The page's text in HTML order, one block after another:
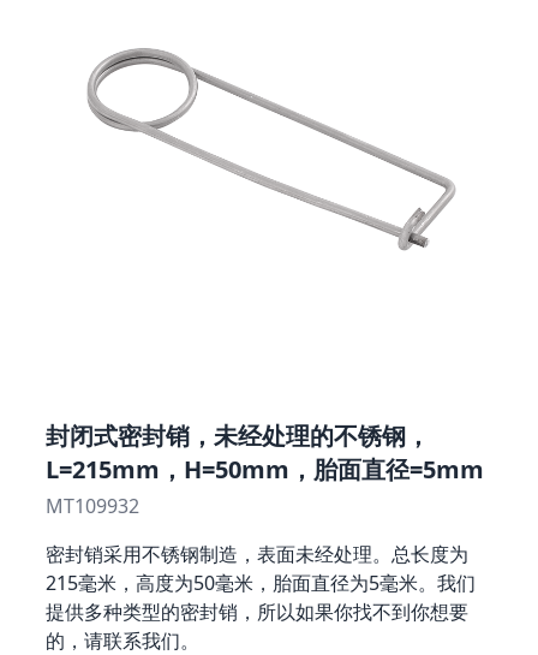
封闭式密封销，未经处理的不锈钢，
L=215mm，H=50mm，胎面直径=5mm
MT109932
密封销采用不锈钢制造，表面未经处理。总长度为
215毫米，高度为50毫米，胎面直径为5毫米。我们
提供多种类型的密封销，所以如果你找不到你想要
的，请联系我们。